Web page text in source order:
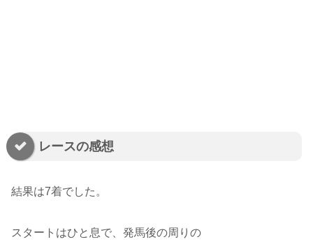
レースの感想
結果は7着でした。
スタートはひと息で、発馬後の周りの